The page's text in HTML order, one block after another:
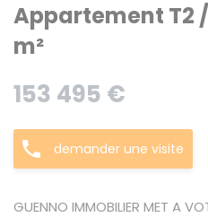
Appartement T2
m²
153 495 €
demander une visite
GUENNO IMMOBILIER MET A